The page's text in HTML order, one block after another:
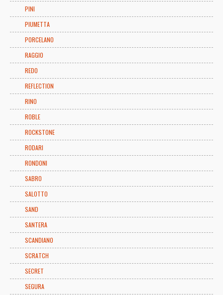
PINI
PIUMETTA
PORCELANO
RAGGIO
REDO
REFLECTION
RINO
ROBLE
ROCKSTONE
RODARI
RONDONI
SABRO
SALOTTO
SAND
SANTERA
SCANDIANO
SCRATCH
SECRET
SEGURA